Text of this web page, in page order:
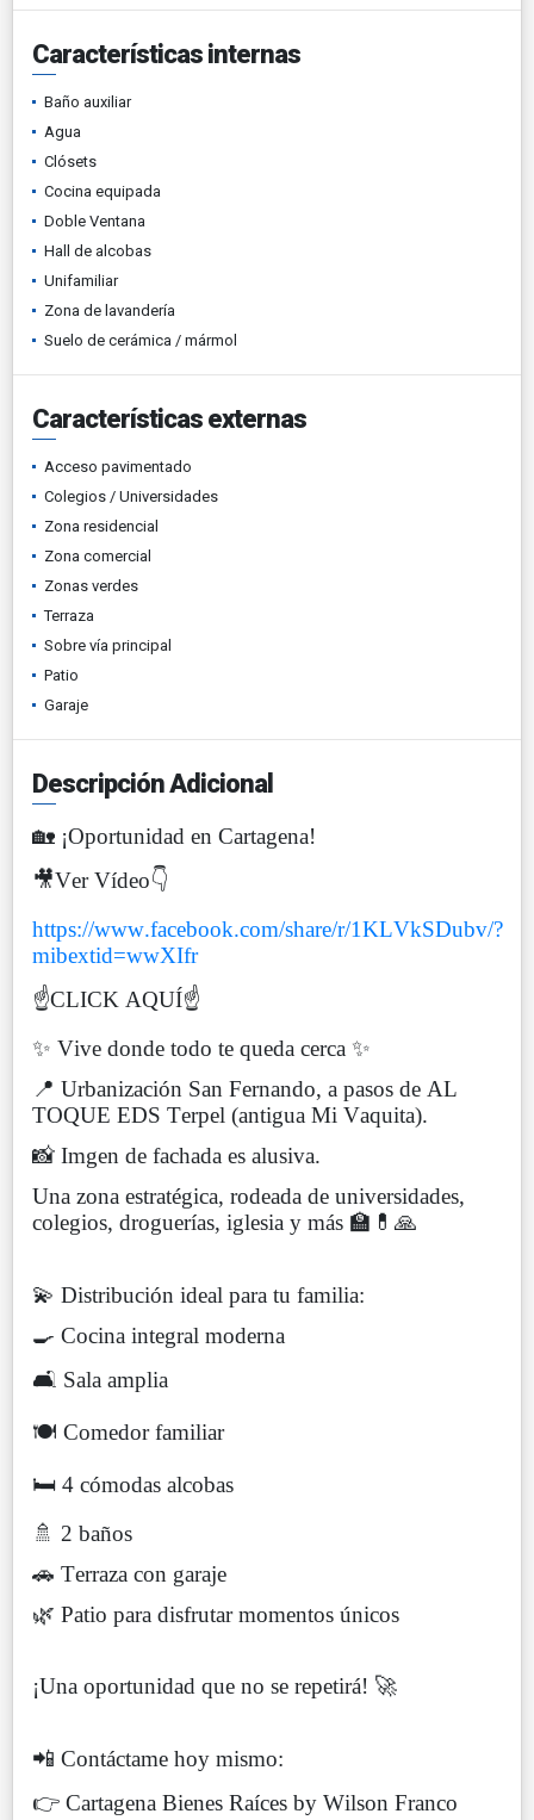
Características internas
Baño auxiliar
Agua
Clósets
Cocina equipada
Doble Ventana
Hall de alcobas
Unifamiliar
Zona de lavandería
Suelo de cerámica / mármol
Características externas
Acceso pavimentado
Colegios / Universidades
Zona residencial
Zona comercial
Zonas verdes
Terraza
Sobre vía principal
Patio
Garaje
Descripción Adicional
🏡 ¡Oportunidad en Cartagena!
🎥Ver Vídeo👇
https://www.facebook.com/share/r/1KLVkSDubv/?
mibextid=wwXIfr
☝️CLICK AQUÍ☝️
✨ Vive donde todo te queda cerca ✨
📍 Urbanización San Fernando, a pasos de AL
TOQUE EDS Terpel (antigua Mi Vaquita).
📸 Imgen de fachada es alusiva.
Una zona estratégica, rodeada de universidades,
colegios, droguerías, iglesia y más 🏫💊🙏
💫 Distribución ideal para tu familia:
🍳 Cocina integral moderna
🛋️ Sala amplia
🍽️ Comedor familiar
🛏️ 4 cómodas alcobas
🚿 2 baños
🚗 Terraza con garaje
🌿 Patio para disfrutar momentos únicos
¡Una oportunidad que no se repetirá! 🚀
📲 Contáctame hoy mismo:
👉 Cartagena Bienes Raíces by Wilson Franco